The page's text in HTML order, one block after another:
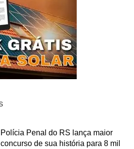
Polícia Penal do RS lança maior
concurso de sua história para 8 mil